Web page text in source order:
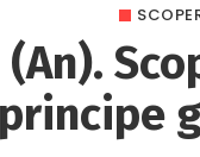
(An).